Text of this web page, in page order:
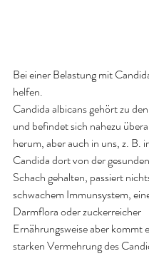
Bei einer Belastung mit
helfen.
Candida albicans gehört zu
und befindet sich nahezu
herum, aber auch in uns, z. B.
Candida dort von der
Schach gehalten, passiert
schwachem Immunsystem,
Darmflora oder zuckerreicher
Ernährungsweise aber kommt
starken Vermehrung des